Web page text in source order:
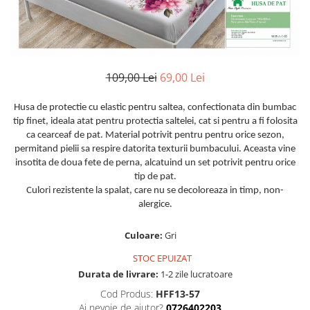
Cearceaf cu elastic
Cearceaf normal
Bumbac Satinat 3D
Cearceaf cu elastic 4 piese
Cearceaf normal 4 piese
Cearceaf normal 6 piese
Bumbac Tip Damasc
Cearceaf cu elastic 6 piese
Lenjerii De Pat Cocolino
Cearceaf normal 4 piese
Persoana
Bumbac Tip Finet 5D In Relief - 1
Persoana
Cearceaf cu elastic 4 piese
Set Lenjerie + Draperii 1 Persoana
Lenjerii Bumbac 100% - 1 Persoana
Paturi Cocolino Pentru Copii
Huse De Pat Damasc
Huse De Pat Damasc - 140x200cm
Huse De Pat Damasc - 160x200cm
Huse De Pat Jersey Reiat
Cearceaf Pat + Fețe De Pernă
Huse De Pat Catifea / Topper
Huse De Pat Catifea / Topper -
140x200cm
Huse De Pat Catifea / Topper -
160x200cm
Huse De Pat Catifea / Topper -
Huse De Pat Cocolino Tricotate
Huse De Pat Tricotate 140x200cm
109,00 Lei 69,00 Lei
Husa de protectie cu elastic pentru saltea, confectionata din bumbac
tip finet, ideala atat pentru protectia saltelei, cat si pentru a fi folosita
ca cearceaf de pat. Material potrivit pentru pentru orice sezon,
permitand pielii sa respire datorita texturii bumbacului. Aceasta vine
insotita de doua fete de perna, alcatuind un set potrivit pentru orice
tip de pat.
Culori rezistente la spalat, care nu se decoloreaza in timp, non-
alergice.
Culoare: Gri
STOC EPUIZAT
Durata de livrare: 1-2 zile lucratoare
Cod Produs: HFF13-57